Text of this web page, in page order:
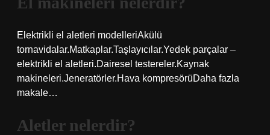
Elektrikli el aletleri modelleriAkülü
tornavidalar.Matkaplar.Taşlayıcılar.Yedek parçalar –
elektrikli el aletleri.Dairesel testereler.Kaynak
makineleri.Jeneratörler.Hava kompresörüDaha fazla
makale…
Aletler nelerdir?